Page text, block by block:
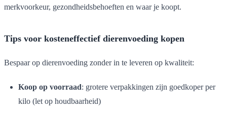
merkvoorkeur, gezondheidsbehoeften en waar je koopt.
Tips voor kosteneffectief dierenvoeding kopen
Bespaar op dierenvoeding zonder in te leveren op kwaliteit:
Koop op voorraad: grotere verpakkingen zijn goedkoper per
kilo (let op houdbaarheid)